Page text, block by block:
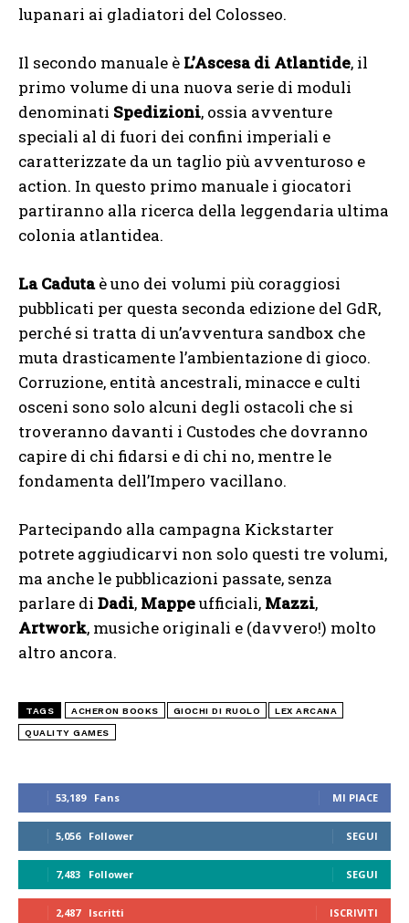
53,189 Fans MI PIACE
5,056 Follower SEGUI
7,483 Follower SEGUI
2,487 Iscritti ISCRIVITI
lupanari ai gladiatori del Colosseo.
Il secondo manuale è L’Ascesa di Atlantide, il
primo volume di una nuova serie di moduli
denominati Spedizioni, ossia avventure
speciali al di fuori dei confini imperiali e
caratterizzate da un taglio più avventuroso e
action. In questo primo manuale i giocatori
partiranno alla ricerca della leggendaria ultima
colonia atlantidea.
La Cadutaè uno dei volumi più coraggiosi
pubblicati per questa seconda edizione del GdR,
perché si tratta di un’avventura sandbox che
muta drasticamente l’ambientazione di gioco.
Corruzione, entità ancestrali, minacce e culti
osceni sono solo alcuni degli ostacoli che si
troveranno davanti i Custodes che dovranno
capire di chi fidarsi e di chi no, mentre le
fondamenta dell’Impero vacillano.
Partecipando alla campagna Kickstarter
potrete aggiudicarvi non solo questi tre volumi,
ma anche le pubblicazioni passate, senza
parlare di Dadi, Mappeufficiali, Mazzi,
Artwork, musiche originali e (davvero!) molto
altro ancora.
TAGS ACHERON BOOKS GIOCHI DI RUOLO LEX ARCANA
QUALITY GAMES